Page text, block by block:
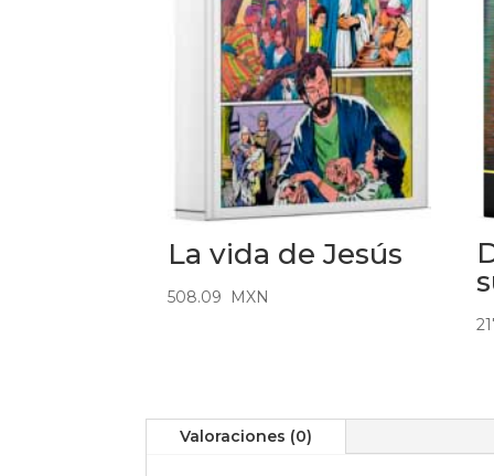
La vida de Jesús
508.09 MXN
Valoraciones (0)